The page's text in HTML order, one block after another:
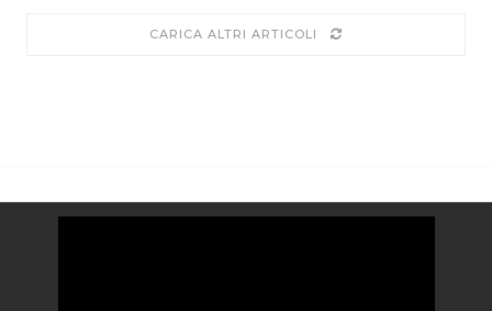
CARICA ALTRI ARTICOLI